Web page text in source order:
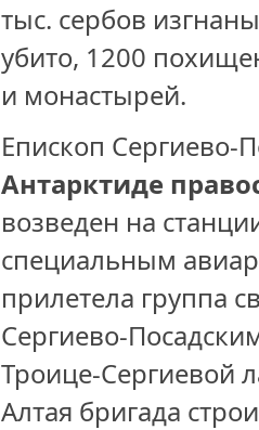
тыс. сербов
убито, 1200
и монастырей.
Епископ Сергиево-
Антарктиде
возведен на
специальным
прилетела группа
Сергиево-
Троице-Сергиевой
Алтая бригада